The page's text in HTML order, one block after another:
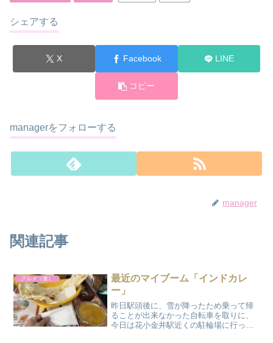
シェアする
X Facebook LINE
コピー
managerをフォローする
manager
関連記事
グルメ（食）
最近のマイブーム「インドカレ
ー」
昨日駅頭後に、雪が降ったため乗って帰
ることが出来なかった自転車を取りに、
今日は花小金井駅近くの駐輪場に行って